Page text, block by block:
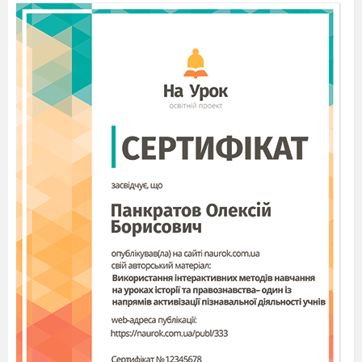
інтелектуально-освітнє середовище. Особливо
важливим є виконання сумісних культурних,
наукових і освітніх проектів, педагогічних
працівників до загальноєвропейських
програм наукових і освітніх досліджень.
Одним з напрямів розвитку європейської
інтеграції
є її проникнення
культурну сфери. Для цього необхідне
впровадження європейських норм і
стандартів перш за все в освіті,
розповсюдження власних культурних
розробок в Європейському Союзі. Метою
даної статті є демонстрація того, що саме
Болонський процес є могутнім стимулом для
перегляду
принципів контролю якості
за
міжнародними стандартами, що дозволяє
привернути
до даної роботи іноземних
експертів і позитивно
впливати на якість
підготовки здобувачів освіти українських